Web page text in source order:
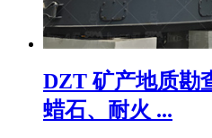
DZT 矿产地质勘
蜡石、耐火 ...